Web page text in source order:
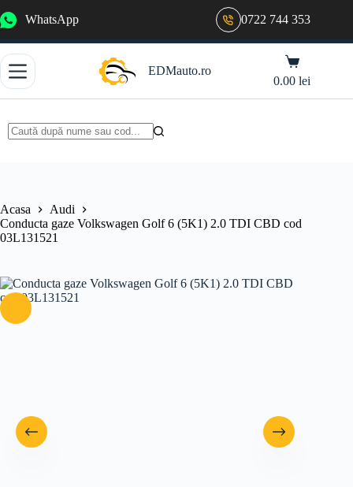
la
WhatsApp 0722 744 353
EDMauto.ro
Coș
de
cumpărături
0.00lei
Acasa
Audi
Conducta gaze Volkswagen Golf 6 (5K1) 2.0 TDI CBD cod
03L131521